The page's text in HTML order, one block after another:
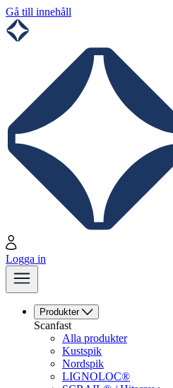
Gå till innehåll
Logga in
Produkter
Scanfast
Alla produkter
Kustspik
Nordspik
LIGNOLOC®